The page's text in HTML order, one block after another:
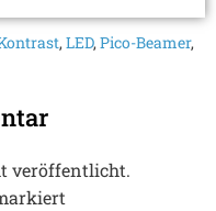
,LED,Pico-Beamer,
veröffentlicht.